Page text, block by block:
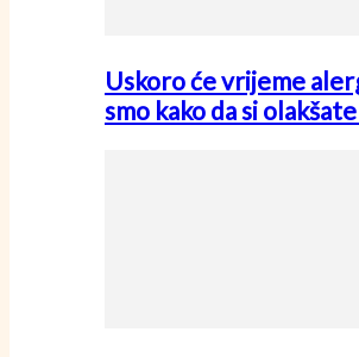
Uskoro će vrijeme
smo kako da si